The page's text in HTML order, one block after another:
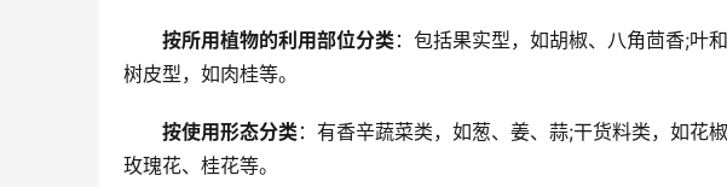
按所用植物的利用部位分类：包括果实型，如胡椒、八角茴香;叶
树皮型，如肉桂等。
按使用形态分类：有香辛蔬菜类，如葱、姜、蒜;干货料类，如花
玫瑰花、桂花等。